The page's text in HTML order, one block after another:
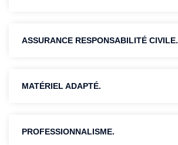
ASSURANCE RESPONSABILITÉ CIVILE.
MATÉRIEL ADAPTÉ.
PROFESSIONNALISME.